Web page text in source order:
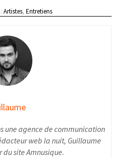
Artistes, Entretiens
une agence de communication
web la nuit, Guillaume
site Amnusique.